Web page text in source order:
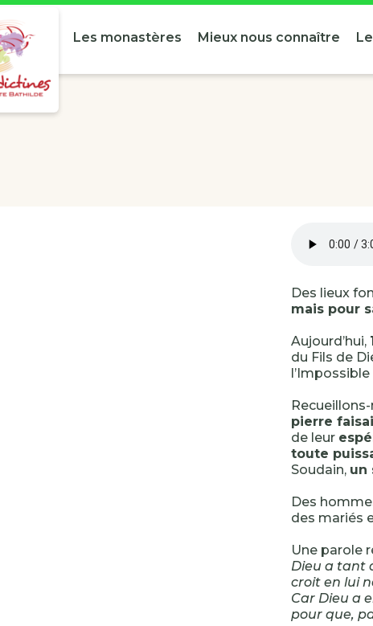
Les monastères Mieux nous connaître
Des lieux
mais pour
Aujourd’hui,
du Fils de
pierre
de leur
toute
Soudain, un
Des
des mariés
Une parole
Dieu a tant
croit en lui
Car Dieu a
pour que,